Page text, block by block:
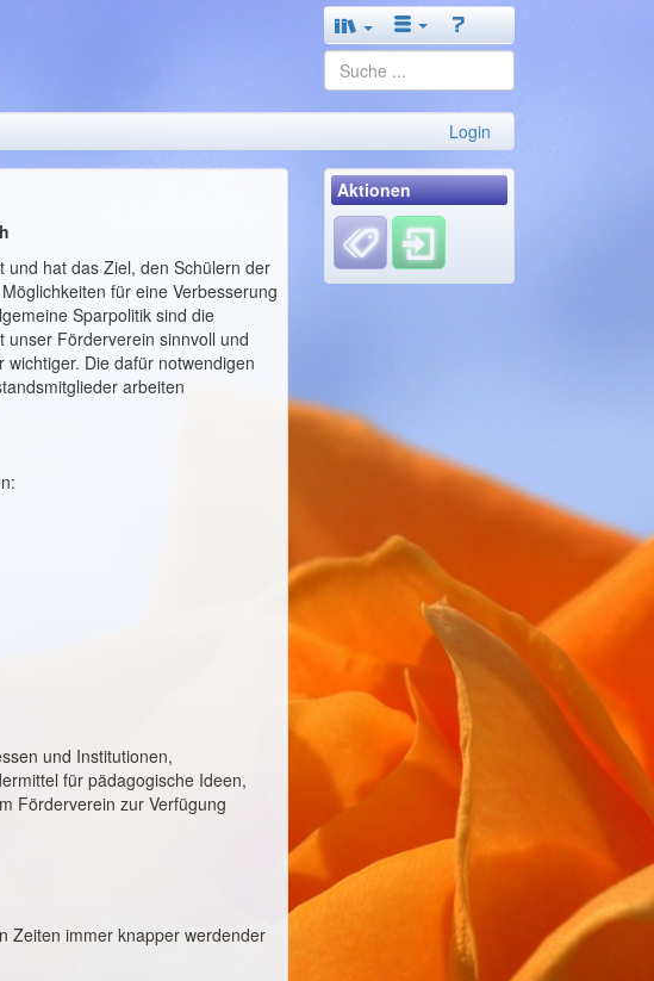
Login
und hat das Ziel, den Schülern der
für eine Verbesserung
Sparpolitik sind die
unser Förderverein sinnvoll und
Die dafür notwendigen
arbeiten
und Institutionen,
für pädagogische Ideen,
Förderverein zur Verfügung
Zeiten immer knapper werdender
Aktionen